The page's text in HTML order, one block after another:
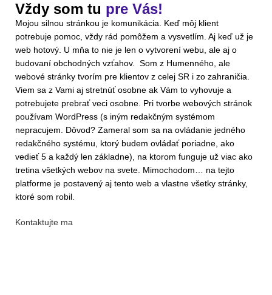
Vždy som tu pre Vás!
Mojou silnou stránkou je komunikácia. Keď môj klient
potrebuje pomoc, vždy rád pomôžem a vysvetlím. Aj keď už je
web hotový. U mňa to nie je len o vytvorení webu, ale aj o
budovaní obchodných vzťahov. Som z Humenného, ale
webové stránky tvorím pre klientov z celej SR i zo zahraničia.
Viem sa z Vami aj stretnúť osobne ak Vám to vyhovuje a
potrebujete prebrať veci osobne. Pri tvorbe webových stránok
používam WordPress (s iným redakčným systémom
nepracujem. Dôvod? Zameral som sa na ovládanie jedného
redakčného systému, ktorý budem ovládať poriadne, ako
vedieť 5 a každý len základne), na ktorom funguje už viac ako
tretina všetkých webov na svete. Mimochodom… na tejto
platforme je postavený aj tento web a vlastne všetky stránky,
ktoré som robil.
Kontaktujte ma